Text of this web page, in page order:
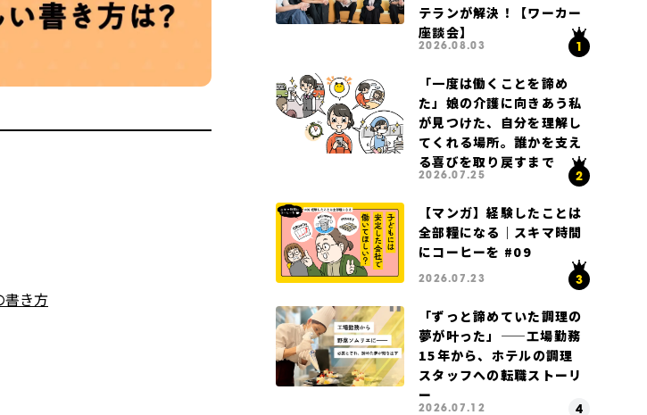
書き方
テランが解決！【ワーカー
座談会】
2026.08.03
「一度は働くことを諦め
た」娘の介護に向きあう私
が見つけた、自分を理解し
てくれる場所。誰かを支え
る喜びを取り戻すまで
2026.07.25
【マンガ】経験したことは
全部糧になる｜スキマ時間
にコーヒーを #09
2026.07.23
「ずっと諦めていた調理の
夢が叶った」——工場勤務
15年から、ホテルの調理
スタッフへの転職ストーリ
ー
2026.07.12